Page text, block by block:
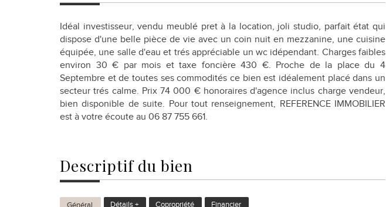
Idéal investisseur, vendu meublé pret à la location, joli studio, parfait état qui
dispose d'une belle pièce de vie avec un coin nuit en mezzanine, une cuisine
équipée, une salle d'eau et trés appréciable un wc idépendant. Charges faibles
environ 30 € par mois et taxe foncière 430 €. Proche de la place du 4
Septembre et de toutes ses commodités ce bien est idéalement placé dans un
secteur trés calme. Prix 74 000 € honoraires d'agence inclus charge vendeur,
bien disponible de suite. Pour tout renseignement, REFERENCE IMMOBILIER
est à votre écoute au 06 87 755 661.
descriptif du bien
Général Détails + Copropriété Financier